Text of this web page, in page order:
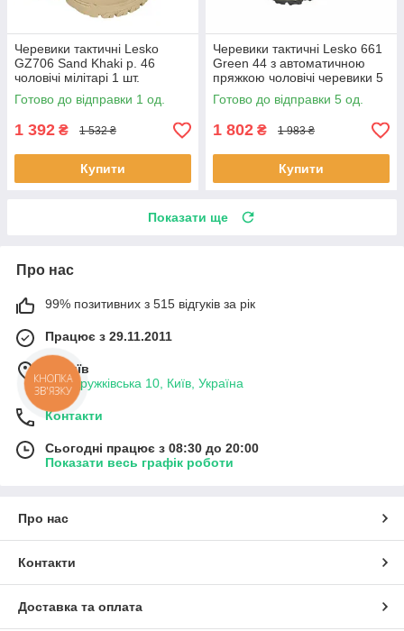
Черевики тактичні Lesko
GZ706 Sand Khaki р. 46
чоловічі мілітарі 1 шт.
Готово до відправки 1 од.
1 392 ₴ 1 532 ₴
Купити
Черевики тактичні Lesko 661
Green 44 з автоматичною
пряжкою чоловічі черевики 5
шт.
Готово до відправки 5 од.
1 802 ₴ 1 983 ₴
Купити
Показати ще
Про нас
99% позитивних з 515 відгуків за рік
Працює з 29.11.2011
м. Київ
вул. Дружківська 10, Київ, Україна
Контакти
Сьогодні працює з 08:30 до 20:00
Показати весь графік роботи
Про нас
Контакти
Доставка та оплата
КНОПКА
ЗВ'ЯЗКУ